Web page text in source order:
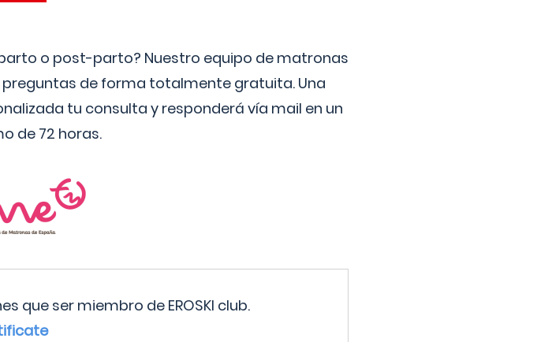
o post-parto? Nuestro equipo de matronas
de forma totalmente gratuita. Una
tu consulta y responderá vía mail en un
de 72 horas.
que ser miembro de EROSKI club.